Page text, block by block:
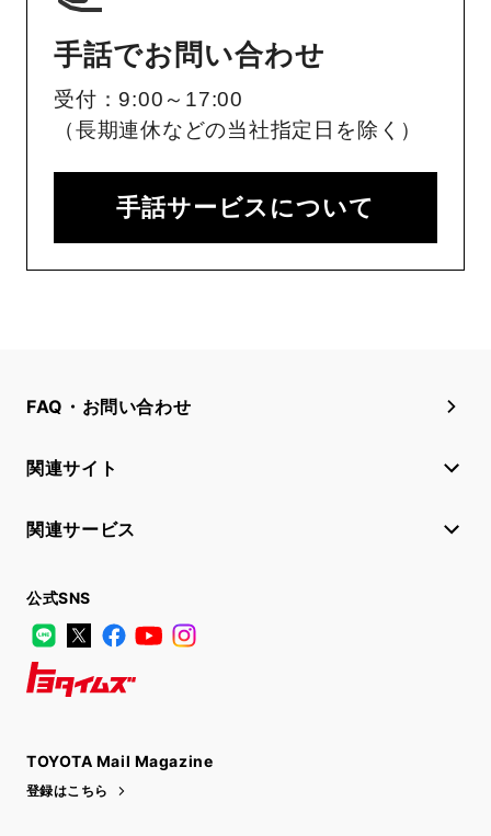
手話でお問い合わせ
受付：9:00～17:00
（長期連休などの当社指定日を除く）
手話サービスについて
FAQ・お問い合わせ
関連サイト
関連サービス
公式SNS
LINE
X FacebookYouTube
TOYOTA Mail Magazine
登録はこちら